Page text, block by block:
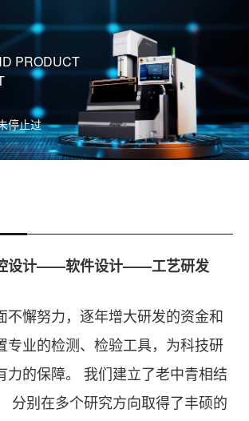
PRODUCT
停止过
设计——软件设计——工艺研发
不懈努力，逐年增大研发的资金和
专业的检测、检验工具，为科技研
力的保障。 我们建立了老中青相结
分别在多个研究方向取得了丰硕的